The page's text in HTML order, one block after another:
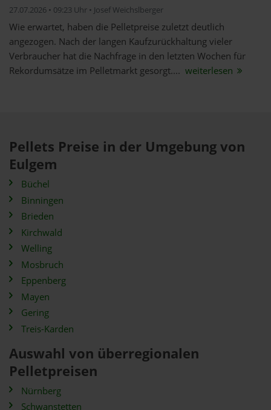
27.07.2026 • 09:23 Uhr • Josef Weichslberger
Wie erwartet, haben die Pelletpreise zuletzt deutlich
angezogen. Nach der langen Kaufzurückhaltung vieler
Verbraucher hat die Nachfrage in den letzten Wochen für
Rekordumsätze im Pelletmarkt gesorgt.... weiterlesen
Pellets Preise in der Umgebung von
Eulgem
Büchel
Binningen
Brieden
Kirchwald
Welling
Mosbruch
Eppenberg
Mayen
Gering
Treis-Karden
Auswahl von überregionalen
Pelletpreisen
Nürnberg
Schwanstetten